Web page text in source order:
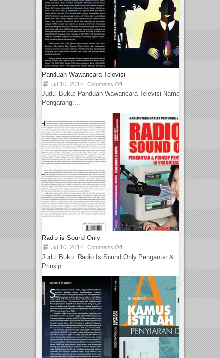
Panduan Wawancara Televisi
Jul 10, 2014 Comments Off
Judul Buku: Panduan Wawancara Televisi Nama
Pengarang:...
Radio is Sound Only
Jul 10, 2014 Comments Off
Judul Buku: Radio Is Sound Only Pengantar &
Prinsip...